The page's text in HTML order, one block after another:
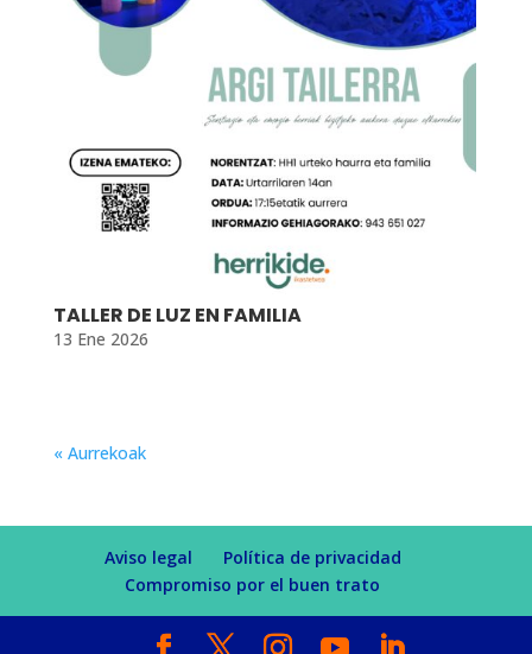
TALLER DE LUZ EN FAMILIA
13 Ene 2026
« Aurrekoak
Aviso legal
Política de privacidad
Compromiso por el buen trato